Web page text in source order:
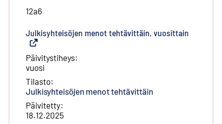
12a6
Julkisyhteisöjen menot tehtävittäin, vuosittain
Päivitystiheys:
vuosi
Tilasto:
Julkisyhteisöjen menot tehtävittäin
Päivitetty:
18.12.2025